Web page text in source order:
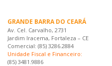
GRANDE BARRA DO CEARÁ
Av. Cel. Carvalho, 2731
Jardim Iracema, Fortaleza – CE
Comercial: (85) 3286.2884
Unidade Fiscal e Financeiro:
(85) 3481.9886